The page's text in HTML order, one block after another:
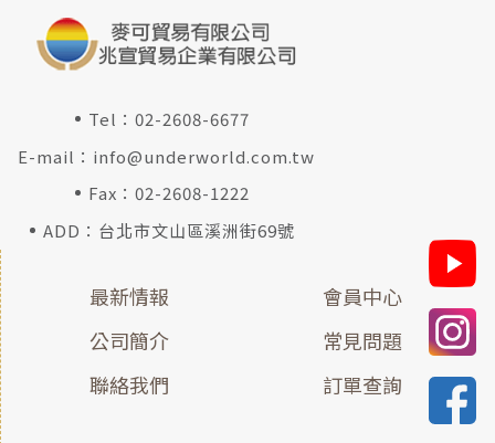
Tel：02-2608-6677
E-mail： info@underworld.com.tw
Fax：02-2608-1222
ADD：台北市文山區溪洲街69號
最新情報
公司簡介
聯絡我們
會員中心
常見問題
訂單查詢